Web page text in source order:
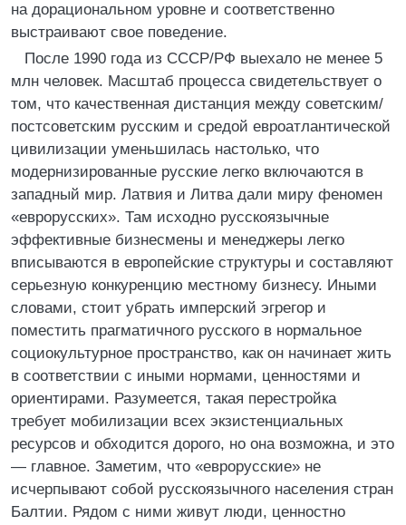
на дорациональном уровне и соответственно
выстраивают свое поведение.
После 1990 года из СССР/РФ выехало не менее 5
млн человек. Масштаб процесса свидетельствует о
том, что качественная дистанция между советским/
постсоветским русским и средой евроатлантической
цивилизации уменьшилась настолько, что
модернизированные русские легко включаются в
западный мир. Латвия и Литва дали миру феномен
«еврорусских». Там исходно русскоязычные
эффективные бизнесмены и менеджеры легко
вписываются в европейские структуры и составляют
серьезную конкуренцию местному бизнесу. Иными
словами, стоит убрать имперский эгрегор и
поместить прагматичного русского в нормальное
социокультурное пространство, как он начинает жить
в соответствии с иными нормами, ценностями и
ориентирами. Разумеется, такая перестройка
требует мобилизации всех экзистенциальных
ресурсов и обходится дорого, но она возможна, и это
— главное. Заметим, что «еврорусские» не
исчерпывают собой русскоязычного населения стран
Балтии. Рядом с ними живут люди, ценностно